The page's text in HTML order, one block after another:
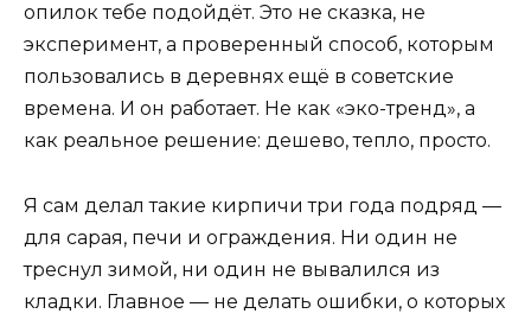
опилок тебе подойдёт. Это не сказка, не
эксперимент, а проверенный способ, которым
пользовались в деревнях ещё в советские
времена. И он работает. Не как «эко-тренд», а
как реальное решение: дешево, тепло, просто.
Я сам делал такие кирпичи три года подряд —
для сарая, печи и ограждения. Ни один не
треснул зимой, ни один не вывалился из
кладки. Главное — не делать ошибки, о которых